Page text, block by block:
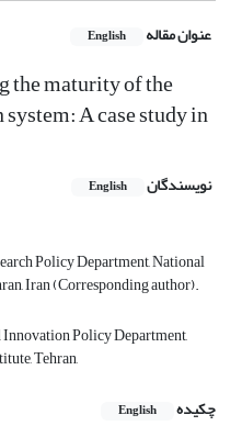
عنوان مقاله English
the maturity of the
A case study in
نویسندگان English
Policy Department, National
Iran (Corresponding author).
Policy Department,
Tehran,
چکیده
English